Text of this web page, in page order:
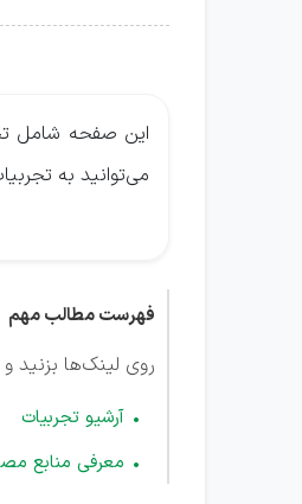
این صفحه شامل
می‌توانید به
فهرست مطالب مهم
روی لینک‌ها بزنید
آرشیو تجربیات
معرفی منابع